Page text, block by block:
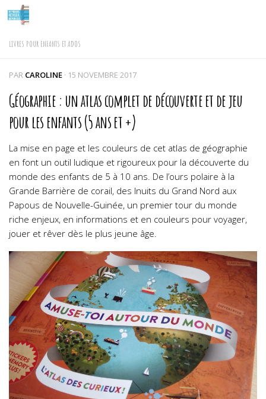
Skip to content
LIVRES POUR ENFANTS ET ADOS
PAR CAROLINE · 15 NOVEMBRE 2017
Géographie : un atlas complet de découverte et de jeu
pour les enfants (5 ans et +)
La mise en page et les couleurs de cet atlas de géographie
en font un outil ludique et rigoureux pour la découverte du
monde des enfants de 5 à 10 ans. De l’ours polaire à la
Grande Barrière de corail, des Inuits du Grand Nord aux
Papous de Nouvelle-Guinée, un premier tour du monde
riche enjeux, en informations et en couleurs pour voyager,
jouer et rêver dès le plus jeune âge.